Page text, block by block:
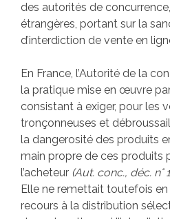
des autorités de
étrangères, portant sur la
d’interdiction de vente en
En France, l’Autorité de la
la pratique mise en œuvre
consistant à exiger, pour les
tronçonneuses et
la dangerosité des produits
main propre de ces produits
l’acheteur (Aut. conc., déc. n°
Elle ne remettait toutefois
recours à la distribution